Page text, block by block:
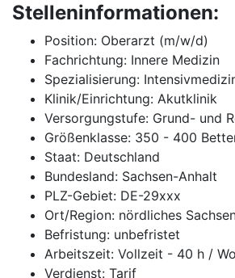
Stelleninformationen:
Position: Oberarzt (m/w/d)
Fachrichtung: Innere Medizin
Spezialisierung:
Klinik/Einrichtung: Akutklinik
Versorgungstufe: Grund- und
Größenklasse: 350 - 400
Staat: Deutschland
Bundesland: Sachsen-Anhalt
PLZ-Gebiet: DE-29xxx
Ort/Region: nördliches
Befristung: unbefristet
Arbeitszeit: Vollzeit - 40 h /
Verdienst: Tarif